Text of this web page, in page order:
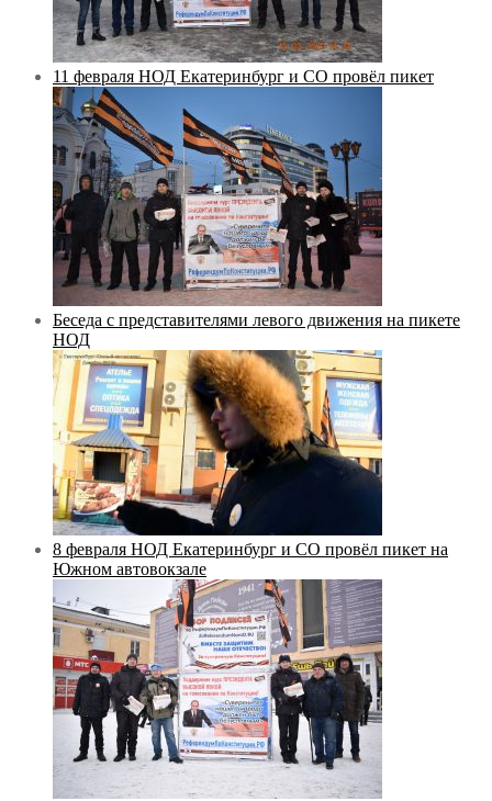
11 февраля НОД Екатеринбург и СО провёл пикет
Беседа с представителями левого движения на пикете
НОД
8 февраля НОД Екатеринбург и СО провёл пикет на
Южном автовокзале